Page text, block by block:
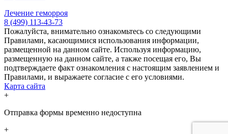
Лечение геморроя
8 (499) 113-43-73
Пожалуйста, внимательно ознакомьтесь со следующими
Правилами, касающимися использования информации,
размещенной на данном сайте. Используя информацию,
размещенную на данном сайте, а также посещая его, Вы
подтверждаете факт ознакомления с настоящим заявлением и
Правилами, и выражаете согласие с его условиями.
Карта сайта
+
Отправка формы временно недоступна
+